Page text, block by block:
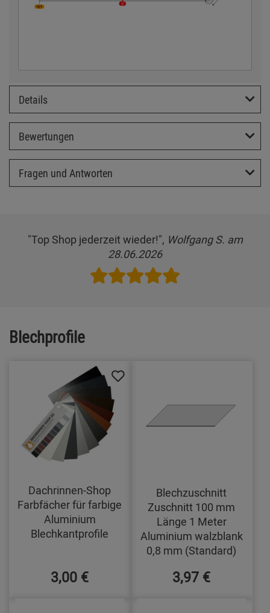
Details
Bewertungen
Fragen und Antworten
"Top Shop jederzeit wieder!", Wolfgang S. am
28.06.2026
Blechprofile
Dachrinnen-Shop
Farbfächer für farbige
Aluminium
Blechkantprofile
3,00 €
Blechzuschnitt
Zuschnitt 100 mm
Länge 1 Meter
Aluminium walzblank
0,8 mm (Standard)
3,97 €